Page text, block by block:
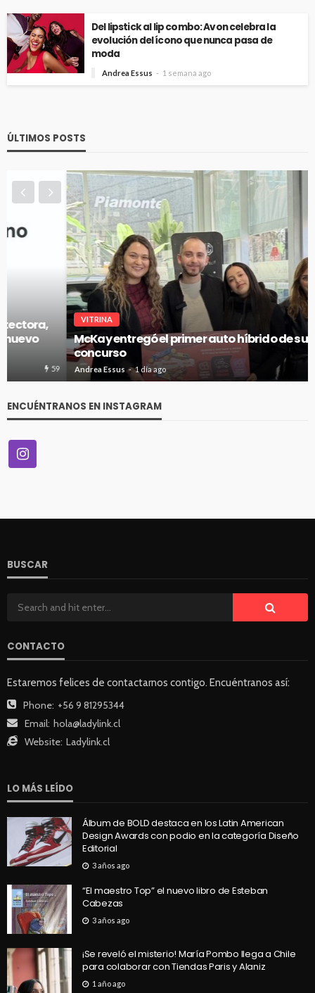
Del lipstick al lip combo: Avon celebra la
evolución del ícono que nunca pasa de
moda
Andrea Essus 1 semana ago
ÚLTIMOS POSTS
VITRINA
McKay entregó el primer auto híbrido de su gran
concurso
Andrea Essus 1 día ago
ENCUÉNTRANOS EN INSTAGRAM
BUSCAR
CONTACTO
Estaremos felices de contactarnos contigo. Encuéntranos así:
Phone: +56 9 81295344
Email: hola@ladylink.cl
Website: Ladylink.cl
LO MÁS LEÍDO
Álbum de BOLD destaca en los Latin American
Design Awards con podio en la categoría Diseño
Editorial
3 años ago
“El maestro Top” el nuevo libro de Esteban
Cabezas
3 años ago
¡Se reveló el misterio! María Pombo llega a Chile
para colaborar con Tiendas Paris y Alaniz
1 año ago